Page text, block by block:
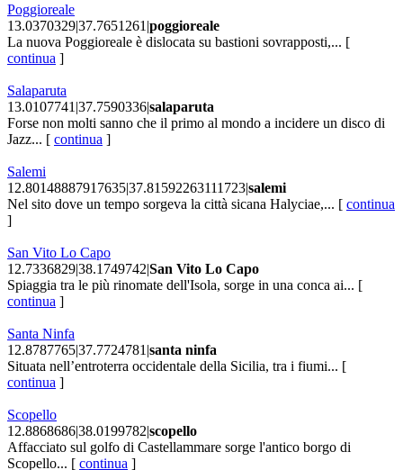
Poggioreale
13.0370329|37.7651261|poggioreale
La nuova Poggioreale è dislocata su bastioni sovrapposti,... [
continua ]
Salaparuta
13.0107741|37.7590336|salaparuta
Forse non molti sanno che il primo al mondo a incidere un disco di
Jazz... [ continua ]
Salemi
12.80148887917635|37.81592263111723|salemi
Nel sito dove un tempo sorgeva la città sicana Halyciae,... [ continua
]
San Vito Lo Capo
12.7336829|38.1749742|San Vito Lo Capo
Spiaggia tra le più rinomate dell'Isola, sorge in una conca ai... [
continua ]
Santa Ninfa
12.8787765|37.7724781|santa ninfa
Situata nell’entroterra occidentale della Sicilia, tra i fiumi... [
continua ]
Scopello
12.8868686|38.0199782|scopello
Affacciato sul golfo di Castellammare sorge l'antico borgo di
Scopello... [ continua ]